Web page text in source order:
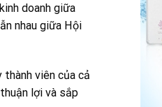
doanh giữa
nhau giữa Hội
viên của cả
lợi và sắp